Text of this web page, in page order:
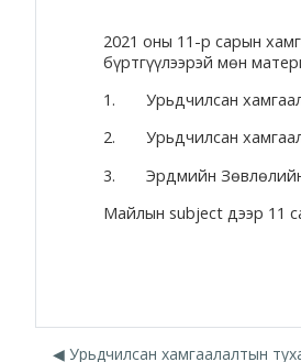
Moodle
Moodle Docs
Moodle.com
2021 оны 11-р сарын
бүртгүүлээрэй мөн
1. Урьдчилсан
2. Урьдчилсан
3. Эрдмийн
Майлын subject дээр 11
◀︎ Урьдчилсан хамгаалалтын